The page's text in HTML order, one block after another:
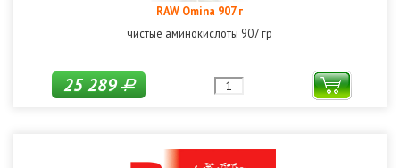
RAW Omina 907 г
чистые аминокислоты 907 гр
25 289Р